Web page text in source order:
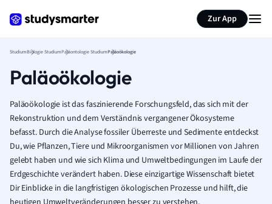
Zur App
StudiumBiologie StudiumPaläontologie StudiumPaläoökologie
Paläoökologie
Paläoökologie ist das faszinierende Forschungsfeld, das sich mit der
Rekonstruktion und dem Verständnis vergangener Ökosysteme
befasst. Durch die Analyse fossiler Überreste und Sedimente entdeckst
Du, wie Pflanzen, Tiere und Mikroorganismen vor Millionen von Jahren
gelebt haben und wie sich Klima und Umweltbedingungen im Laufe der
Erdgeschichte verändert haben. Diese einzigartige Wissenschaft bietet
Dir Einblicke in die langfristigen ökologischen Prozesse und hilft, die